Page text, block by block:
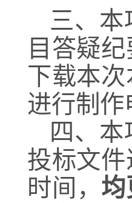
三、本
目答疑
下载本
进行制
四、
投标文
时间， 均